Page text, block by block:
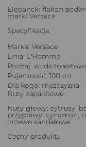
Elegancki flakon
marki Versace.
Specyfikacja
Marka: Versace
Linia: L'Homme
Rodzaj: woda
Pojemność: 100 ml
Dla kogo: mężczyzna
Nuty zapachowe
Nuty głowy: cytrusy,
przyprawy, cynamon,
drzewo sandałowe
Cechy produktu